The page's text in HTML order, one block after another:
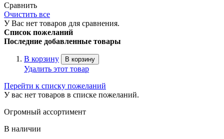
Сравнить
Очистить все
У Вас нет товаров для сравнения.
Список пожеланий
Последние добавленные товары
В корзину В корзину
Удалить этот товар
Перейти к списку пожеланий
У вас нет товаров в списке пожеланий.
Огромный ассортимент
В наличии